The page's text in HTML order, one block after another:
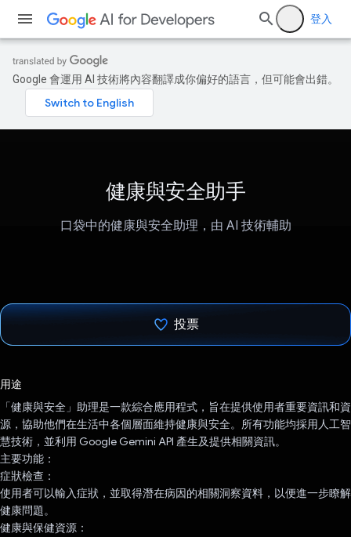
登入
Google 會運用 AI 技術將內容翻譯成你偏好的語言，但可能會出錯。
健康與安全助手
口袋中的健康與安全助理，由 AI 技術輔助
投票
用途
「健康與安全」助理是一款綜合應用程式，旨在提供使用者重要資訊和資
源，協助他們在生活中各個層面維持健康與安全。所有功能均採用人工智
慧技術，並利用 Google Gemini API 產生及提供相關資訊。
主要功能：
症狀檢查：
使用者可以輸入症狀，並取得潛在病因的相關洞察資料，以便進一步瞭解
健康問題。
健康與保健資源：